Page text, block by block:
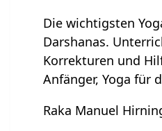
Die wichtigsten
Darshanas.
Korrekturen und
Anfänger, Yoga für
Raka Manuel